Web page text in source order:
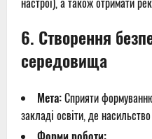
6. Створення
середовища
Мета:Сприяти
закладі освіти, де